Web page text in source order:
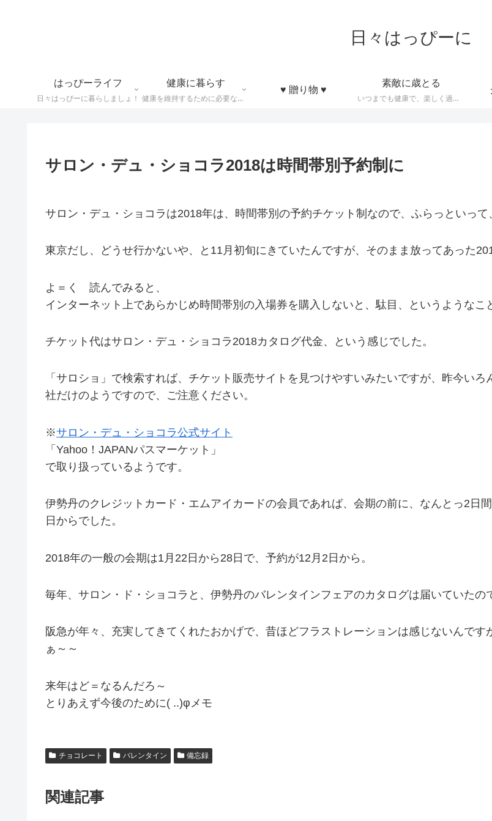
日々はっぴーに
はっぴーライフ
日々はっぴーに暮らしましょ！
健康に暮らす
健康を維持するために必要なことや食べ物情報など
♥ 贈り物 ♥
素敵に歳とる
いつまでも健康で、楽しく過ごせるような知恵とかモノなど
サロン・デュ・ショコラ2018は時間帯別予約制に
サロン・デュ・ショコラは2018年は、時間帯別の予約チケット制なので、ふらっといって
東京だし、どうせ行かないや、と11月初旬にきていたんですが、そのまま放ってあった
よ＝く 読んでみると、
インターネット上であらかじめ時間帯別の入場券を購入しないと、駄目、というようなこ
チケット代はサロン・デュ・ショコラ2018カタログ代金、という感じでした。
「サロショ」で検索すれば、チケット販売サイトを見つけやすいみたいですが、昨今い
社だけのようですので、ご注意ください。
※サロン・デュ・ショコラ公式サイト
「Yahoo！JAPANパスマーケット」
で取り扱っているようです。
伊勢丹のクレジットカード・エムアイカードの会員であれば、会期の前に、なんとっ2日
日からでした。
2018年の一般の会期は1月22日から28日で、予約が12月2日から。
毎年、サロン・ド・ショコラと、伊勢丹のバレンタインフェアのカタログは届いていたの
阪急が年々、充実してきてくれたおかげで、昔ほどフラストレーションは感じないんで
ぁ～～
来年はど＝なるんだろ～
とりあえず今後のために( ..)φメモ
チョコレート バレンタイン 備忘録
関連記事